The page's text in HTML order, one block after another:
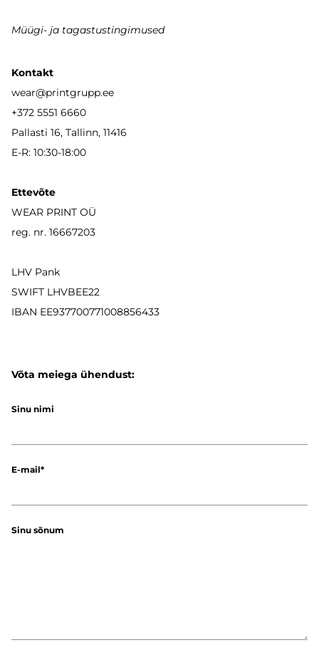
Müügi- ja tagastustingimused
Kontakt
wear@printgrupp.ee
+372 5551 6660
Pallasti 16, Tallinn, 11416
E-R: 10:30-18:00
Ettevõte
WEAR PRINT OÜ
reg. nr. 16667203
LHV Pank
SWIFT LHVBEE22
IBAN EE937700771008856433
Võta meiega ühendust:
Sinu nimi
E-mail
Sinu sõnum